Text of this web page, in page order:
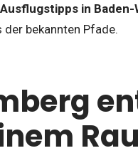
Ausflugstipps in
bekannten Pfade.